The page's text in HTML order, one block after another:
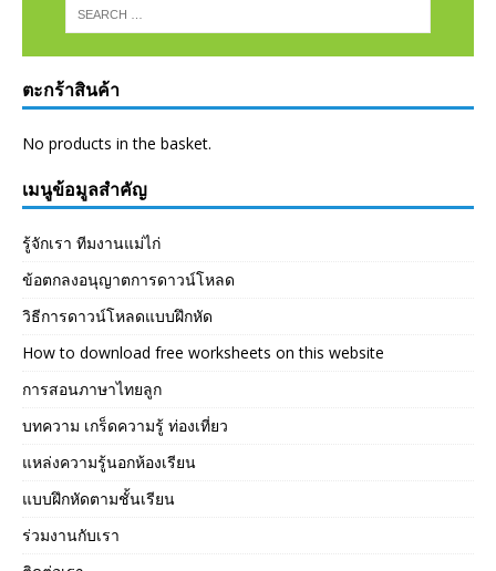
ตะกร้าสินค้า
No products in the basket.
เมนูข้อมูลสำคัญ
รู้จักเรา ทีมงานแม่ไก่
ข้อตกลงอนุญาตการดาวน์โหลด
วิธีการดาวน์โหลดแบบฝึกหัด
How to download free worksheets on this website
การสอนภาษาไทยลูก
บทความ เกร็ดความรู้ ท่องเที่ยว
แหล่งความรู้นอกห้องเรียน
แบบฝึกหัดตามชั้นเรียน
ร่วมงานกับเรา